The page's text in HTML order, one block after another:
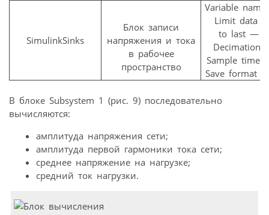
SimulinkSinks
Блок записи
напряжения и тока
в рабочее
пространство
Variable
Limit data
to last —
Decimation
Sample time
Save format
В блоке Subsystem 1 (рис. 9) последовательно
вычисляются:
амплитуда напряжения сети;
амплитуда первой гармоники тока сети;
среднее напряжение на нагрузке;
средний ток нагрузки.